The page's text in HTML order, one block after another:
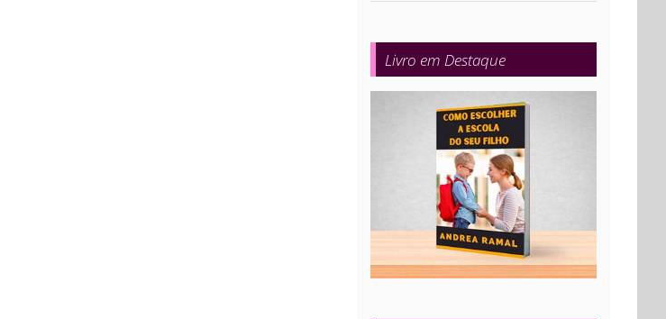
Livro em Destaque